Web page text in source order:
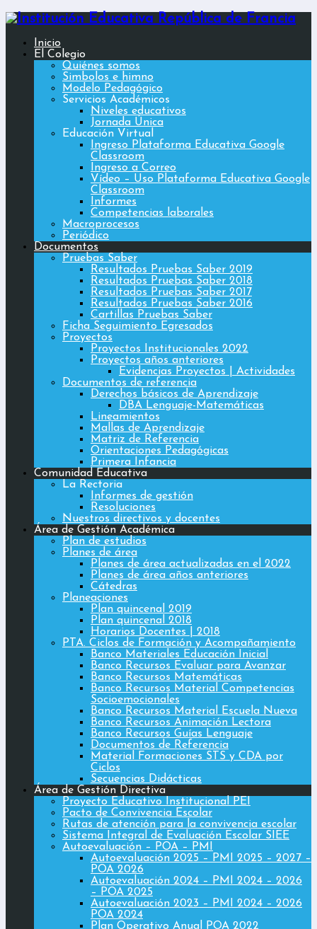
Inicio
El Colegio
Quiénes somos
Simbolos e himno
Modelo Pedagógico
Servicios Académicos
Niveles educativos
Jornada Única
Educación Virtual
Ingreso Plataforma Educativa Google
Classroom
Ingreso a Correo
Vídeo – Uso Plataforma Educativa Google
Classroom
Informes
Competencias laborales
Macroprocesos
Periódico
Documentos
Pruebas Saber
Resultados Pruebas Saber 2019
Resultados Pruebas Saber 2018
Resultados Pruebas Saber 2017
Resultados Pruebas Saber 2016
Cartillas Pruebas Saber
Ficha Seguimiento Egresados
Proyectos
Proyectos Institucionales 2022
Proyectos años anteriores
Evidencias Proyectos | Actividades
Documentos de referencia
Derechos básicos de Aprendizaje
DBA Lenguaje-Matemáticas
Lineamientos
Mallas de Aprendizaje
Matriz de Referencia
Orientaciones Pedagógicas
Primera Infancia
Comunidad Educativa
La Rectoria
Informes de gestión
Resoluciones
Nuestros directivos y docentes
Área de Gestión Académica
Plan de estudios
Planes de área
Planes de área actualizadas en el 2022
Planes de área años anteriores
Cátedras
Planeaciones
Plan quincenal 2019
Plan quincenal 2018
Horarios Docentes | 2018
PTA. Ciclos de Formación y Acompañamiento
Banco Materiales Educación Inicial
Banco Recursos Evaluar para Avanzar
Banco Recursos Matemáticas
Banco Recursos Material Competencias
Socioemocionales
Banco Recursos Material Escuela Nueva
Banco Recursos Animación Lectora
Banco Recursos Guías Lenguaje
Documentos de Referencia
Material Formaciones STS y CDA por
Ciclos
Secuencias Didácticas
Área de Gestión Directiva
Proyecto Educativo Institucional PEI
Pacto de Convivencia Escolar
Rutas de atención para la convivencia escolar
Sistema Integral de Evaluación Escolar SIEE
Autoevaluación – POA – PMI
Autoevaluación 2025 – PMI 2025 – 2027 –
POA 2026
Autoevaluación 2024 – PMI 2024 – 2026
– POA 2025
Autoevaluación 2023 – PMI 2024 – 2026
POA 2024
Plan Operativo Anual POA 2022